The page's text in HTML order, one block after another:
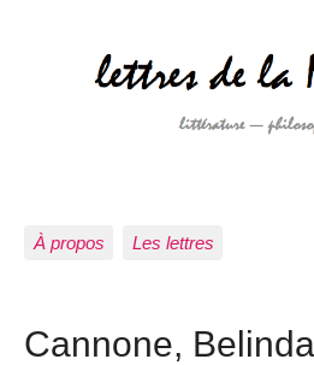
À propos Les lettres
Cannone, Belinda